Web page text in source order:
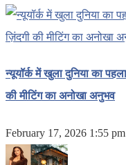
न्यूयॉर्क में खुला दुनिया का
की मीटिंग का अनोखा अनुभव
February 17, 2026 1:55 pm